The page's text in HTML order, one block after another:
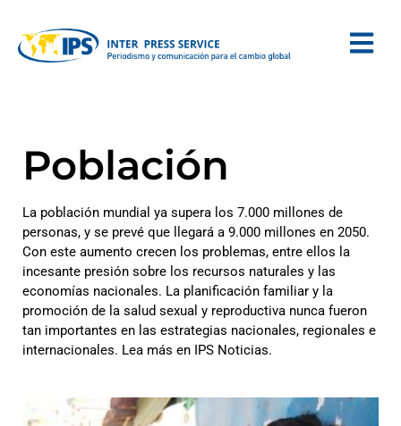
Población
La población mundial ya supera los 7.000 millones de
personas, y se prevé que llegará a 9.000 millones en 2050.
Con este aumento crecen los problemas, entre ellos la
incesante presión sobre los recursos naturales y las
economías nacionales. La planificación familiar y la
promoción de la salud sexual y reproductiva nunca fueron
tan importantes en las estrategias nacionales, regionales e
internacionales. Lea más en IPS Noticias.